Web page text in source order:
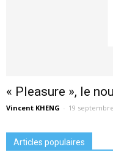
« Pleasure », le
Vincent KHENG - 19
Articles populaires